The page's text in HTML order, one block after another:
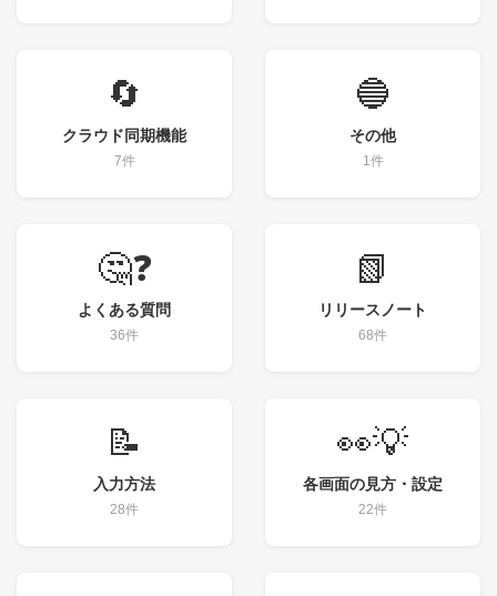
🔄
クラウド同期機能
7件
🔵
その他
1件
🤔❓
よくある質問
36件
📗
リリースノート
68件
📝
入力方法
28件
👀💡
各画面の見方・設定
22件